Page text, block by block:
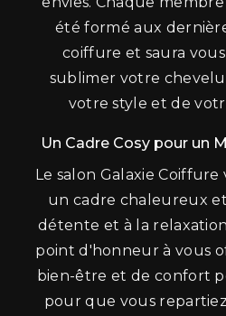
été formé aux
coiffure et saura
sublimer votre
votre style et de
Un Cadre Cosy pour un
Le salon Galaxie
un cadre chaleureux
détente et à la
point d'honneur à vous
bien-être et de confort
pour que vous